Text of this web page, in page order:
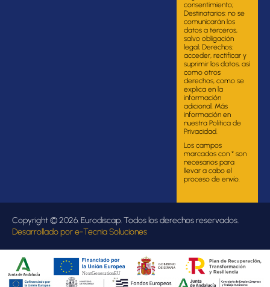
consentimiento;
Destinatarios: no se
comunicarán los
datos a terceros,
salvo obligación
legal; Derechos:
acceder, rectificar y
suprimir los datos, así
como otros
derechos, como se
explica en la
información
adicional. Más
información en
nuestra Política de
Privacidad.
Los campos
marcados con * son
necesarios para
llevar a cabo el
proceso de envío.
Copyright © 2026. Eurodiscap. Todos los derechos reservados.
Desarrollado pore-Tecnia Soluciones